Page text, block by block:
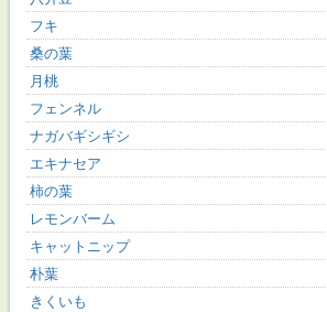
フキ
桑の葉
月桃
フェンネル
ナガバギシギシ
エキナセア
柿の葉
レモンバーム
キャットニップ
朴葉
きくいも